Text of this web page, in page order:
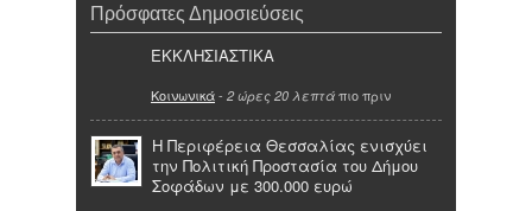
Πρόσφατες Δημοσιεύσεις
ΕΚΚΛΗΣΙΑΣΤΙΚΑ
Κοινωνικά- 2 ώρες 20 λεπτά πιο πριν
Η Περιφέρεια Θεσσαλίας ενισχύει
την Πολιτική Προστασία του Δήμου
Σοφάδων με 300.000 ευρώ